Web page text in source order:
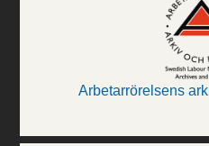
Arbetarrörelsens